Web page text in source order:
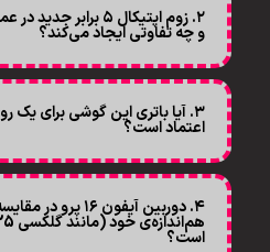
۲. زوم اپتیکال ۵
و چه تفاوتی ایجاد می‌کند؟
۳. آیا باتری این گوشی برای یک
اعتماد است؟
۴. دوربین آیفون ۱۶
است؟